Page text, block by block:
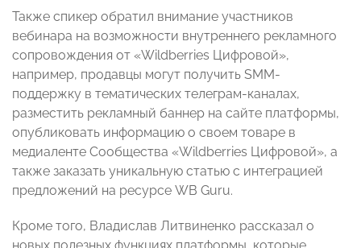
Также спикер обратил внимание участников
вебинара на возможности внутреннего рекламного
сопровождения от «Wildberries Цифровой»,
например, продавцы могут получить SMM-
поддержку в тематических телеграм-каналах,
разместить рекламный баннер на сайте платформы,
опубликовать информацию о своем товаре в
медиаленте Сообщества «Wildberries Цифровой», а
также заказать уникальную статью с интеграцией
предложений на ресурсе WB Guru.
Кроме того, Владислав Литвиненко рассказал о